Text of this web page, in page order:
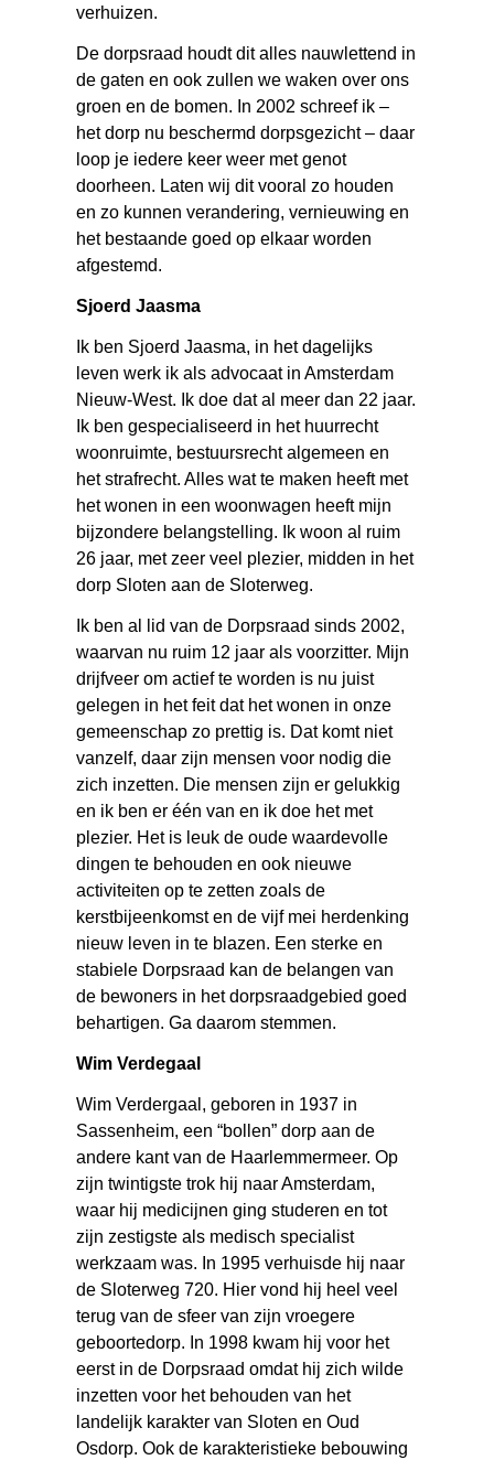
verhuizen.
De dorpsraad houdt dit alles nauwlettend in
de gaten en ook zullen we waken over ons
groen en de bomen. In 2002 schreef ik –
het dorp nu beschermd dorpsgezicht – daar
loop je iedere keer weer met genot
doorheen. Laten wij dit vooral zo houden
en zo kunnen verandering, vernieuwing en
het bestaande goed op elkaar worden
afgestemd.
Sjoerd Jaasma
Ik ben Sjoerd Jaasma, in het dagelijks
leven werk ik als advocaat in Amsterdam
Nieuw-West. Ik doe dat al meer dan 22 jaar.
Ik ben gespecialiseerd in het huurrecht
woonruimte, bestuursrecht algemeen en
het strafrecht. Alles wat te maken heeft met
het wonen in een woonwagen heeft mijn
bijzondere belangstelling. Ik woon al ruim
26 jaar, met zeer veel plezier, midden in het
dorp Sloten aan de Sloterweg.
Ik ben al lid van de Dorpsraad sinds 2002,
waarvan nu ruim 12 jaar als voorzitter. Mijn
drijfveer om actief te worden is nu juist
gelegen in het feit dat het wonen in onze
gemeenschap zo prettig is. Dat komt niet
vanzelf, daar zijn mensen voor nodig die
zich inzetten. Die mensen zijn er gelukkig
en ik ben er één van en ik doe het met
plezier. Het is leuk de oude waardevolle
dingen te behouden en ook nieuwe
activiteiten op te zetten zoals de
kerstbijeenkomst en de vijf mei herdenking
nieuw leven in te blazen. Een sterke en
stabiele Dorpsraad kan de belangen van
de bewoners in het dorpsraadgebied goed
behartigen. Ga daarom stemmen.
Wim Verdegaal
Wim Verdergaal, geboren in 1937 in
Sassenheim, een “bollen” dorp aan de
andere kant van de Haarlemmermeer. Op
zijn twintigste trok hij naar Amsterdam,
waar hij medicijnen ging studeren en tot
zijn zestigste als medisch specialist
werkzaam was. In 1995 verhuisde hij naar
de Sloterweg 720. Hier vond hij heel veel
terug van de sfeer van zijn vroegere
geboortedorp. In 1998 kwam hij voor het
eerst in de Dorpsraad omdat hij zich wilde
inzetten voor het behouden van het
landelijk karakter van Sloten en Oud
Osdorp. Ook de karakteristieke bebouwing